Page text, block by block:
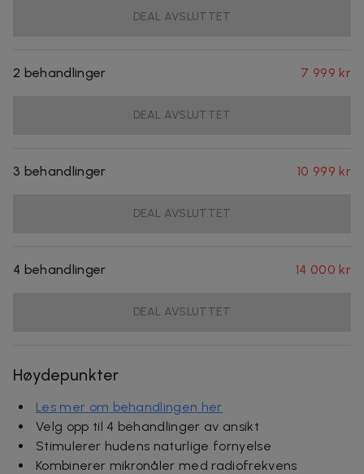
DEAL AVSLUTTET
2 behandlinger 7 999 kr
DEAL AVSLUTTET
3 behandlinger 10 999 kr
DEAL AVSLUTTET
4 behandlinger 14 000 kr
DEAL AVSLUTTET
Høydepunkter
Les mer om behandlingen her
Velg opp til 4 behandlinger av ansikt
Stimulerer hudens naturlige fornyelse
Kombinerer mikronåler med radiofrekvens